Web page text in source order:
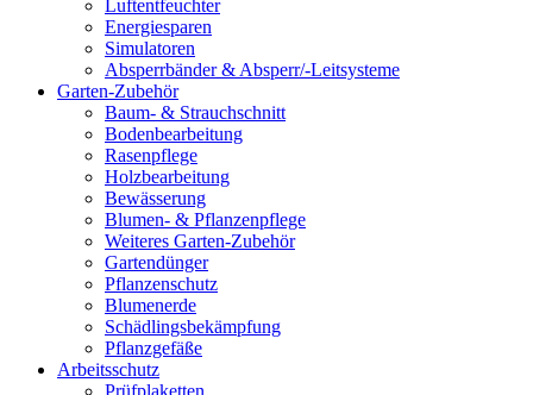
Luftentfeuchter
Energiesparen
Simulatoren
Absperrbänder & Absperr/-Leitsysteme
Garten-Zubehör
Baum- & Strauchschnitt
Bodenbearbeitung
Rasenpflege
Holzbearbeitung
Bewässerung
Blumen- & Pflanzenpflege
Weiteres Garten-Zubehör
Gartendünger
Pflanzenschutz
Blumenerde
Schädlingsbekämpfung
Pflanzgefäße
Arbeitsschutz
Prüfplaketten